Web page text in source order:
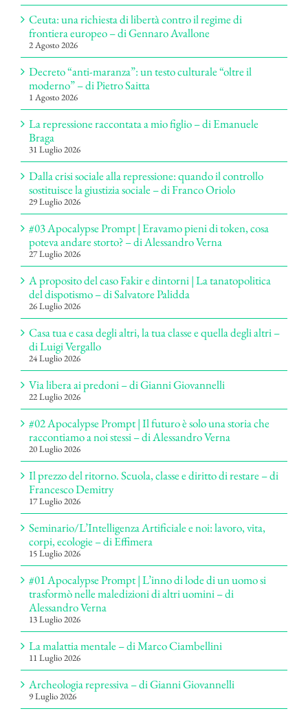
Ceuta: una richiesta di libertà contro il regime di
frontiera europeo – di Gennaro Avallone
2 Agosto 2026
Decreto “anti-maranza”: un testo culturale “oltre il
moderno” – di Pietro Saitta
1 Agosto 2026
La repressione raccontata a mio figlio – di Emanuele
Braga
31 Luglio 2026
Dalla crisi sociale alla repressione: quando il controllo
sostituisce la giustizia sociale – di Franco Oriolo
29 Luglio 2026
#03 Apocalypse Prompt | Eravamo pieni di token, cosa
poteva andare storto? – di Alessandro Verna
27 Luglio 2026
A proposito del caso Fakir e dintorni | La tanatopolitica
del dispotismo – di Salvatore Palidda
26 Luglio 2026
Casa tua e casa degli altri, la tua classe e quella degli altri –
di Luigi Vergallo
24 Luglio 2026
Via libera ai predoni – di Gianni Giovannelli
22 Luglio 2026
#02 Apocalypse Prompt | Il futuro è solo una storia che
raccontiamo a noi stessi – di Alessandro Verna
20 Luglio 2026
Il prezzo del ritorno. Scuola, classe e diritto di restare – di
Francesco Demitry
17 Luglio 2026
Seminario/L’Intelligenza Artificiale e noi: lavoro, vita,
corpi, ecologie – di Effimera
15 Luglio 2026
#01 Apocalypse Prompt | L’inno di lode di un uomo si
trasformò nelle maledizioni di altri uomini – di
Alessandro Verna
13 Luglio 2026
La malattia mentale – di Marco Ciambellini
11 Luglio 2026
Archeologia repressiva – di Gianni Giovannelli
9 Luglio 2026